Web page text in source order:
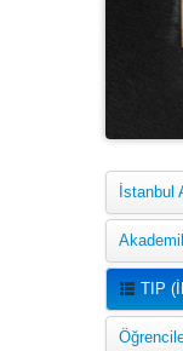
İstanbul
TIP